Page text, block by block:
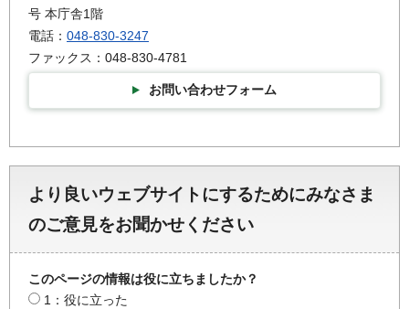
号 本庁舎1階
電話： 048-830-3247
ファックス：048-830-4781
お問い合わせフォーム
より良いウェブサイトにするためにみなさま
のご意見をお聞かせください
このページの情報は役に立ちましたか？
1：役に立った